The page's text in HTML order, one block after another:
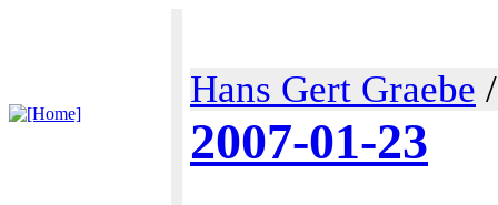
Hans Gert Graebe
2007-01-23